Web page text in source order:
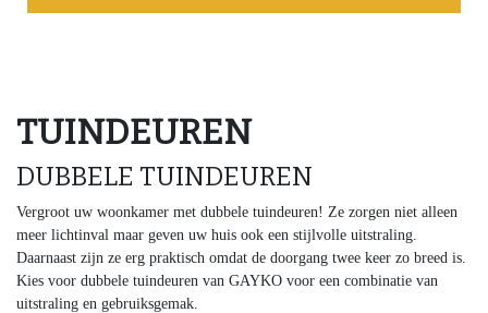
TUINDEUREN
DUBBELE TUINDEUREN
Vergroot uw woonkamer met dubbele tuindeuren! Ze zorgen niet alleen
meer lichtinval maar geven uw huis ook een stijlvolle uitstraling.
Daarnaast zijn ze erg praktisch omdat de doorgang twee keer zo breed is.
Kies voor dubbele tuindeuren van GAYKO voor een combinatie van
uitstraling en gebruiksgemak.